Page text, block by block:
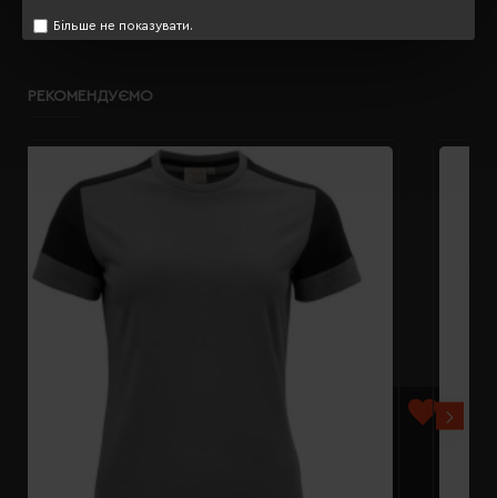
Більше не показувати.
РЕКОМЕНДУЄМО